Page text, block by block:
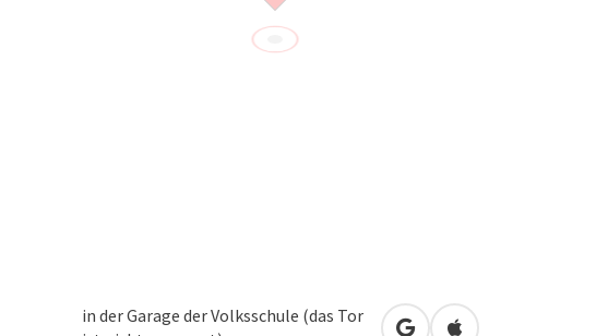
in der Garage der Volksschule (das Tor